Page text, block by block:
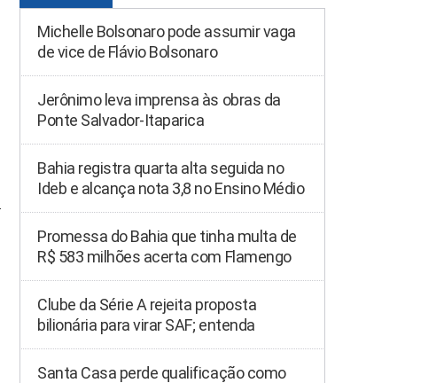
Michelle Bolsonaro pode assumir vaga
de vice de Flávio Bolsonaro
Jerônimo leva imprensa às obras da
Ponte Salvador-Itaparica
Bahia registra quarta alta seguida no
Ideb e alcança nota 3,8 no Ensino Médio
Promessa do Bahia que tinha multa de
R$ 583 milhões acerta com Flamengo
Clube da Série A rejeita proposta
bilionária para virar SAF; entenda
Santa Casa perde qualificação como